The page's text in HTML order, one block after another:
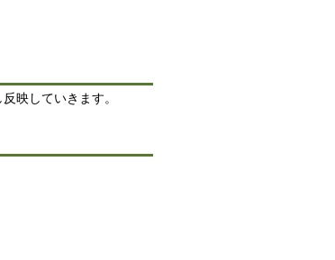
映していきます。